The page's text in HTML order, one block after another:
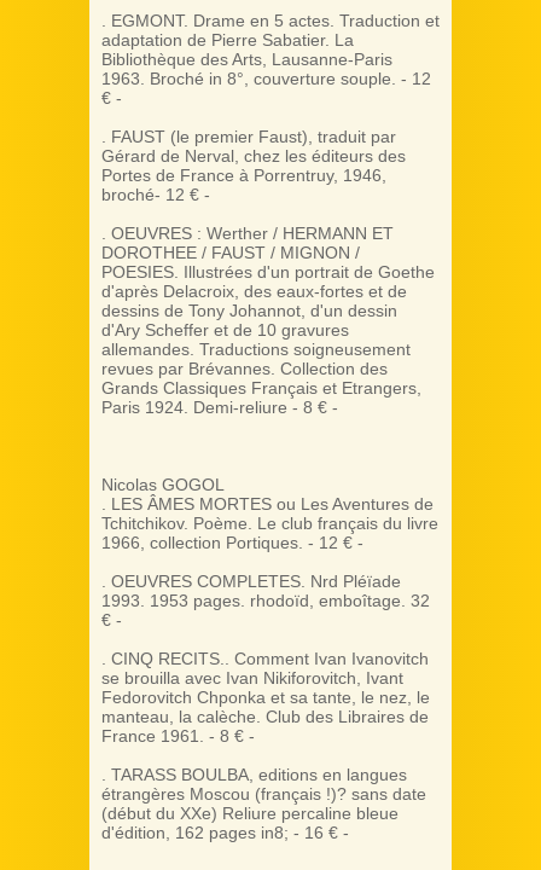
. EGMONT. Drame en 5 actes. Traduction et
adaptation de Pierre Sabatier. La
Bibliothèque des Arts, Lausanne-Paris
1963. Broché in 8°, couverture souple. - 12
€ -
. FAUST (le premier Faust), traduit par
Gérard de Nerval, chez les éditeurs des
Portes de France à Porrentruy, 1946,
broché- 12 € -
. OEUVRES : Werther / HERMANN ET
DOROTHEE / FAUST / MIGNON /
POESIES. Illustrées d'un portrait de Goethe
d'après Delacroix, des eaux-fortes et de
dessins de Tony Johannot, d'un dessin
d'Ary Scheffer et de 10 gravures
allemandes. Traductions soigneusement
revues par Brévannes. Collection des
Grands Classiques Français et Etrangers,
Paris 1924. Demi-reliure - 8 € -
Nicolas GOGOL
. LES ÂMES MORTES ou Les Aventures de
Tchitchikov. Poème. Le club français du livre
1966, collection Portiques. - 12 € -
. OEUVRES COMPLETES. Nrd Pléïade
1993. 1953 pages. rhodoïd, emboîtage. 32
€ -
. CINQ RECITS.. Comment Ivan Ivanovitch
se brouilla avec Ivan Nikiforovitch, Ivant
Fedorovitch Chponka et sa tante, le nez, le
manteau, la calèche. Club des Libraires de
France 1961. - 8 € -
. TARASS BOULBA, editions en langues
étrangères Moscou (français !)? sans date
(début du XXe) Reliure percaline bleue
d'édition, 162 pages in8; - 16 € -